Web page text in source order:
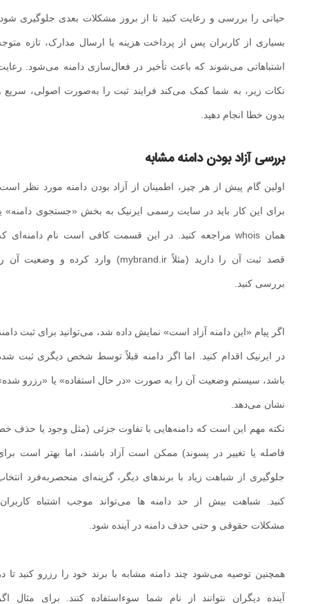
حیاتی را بررسی و رعایت کنید تا از بروز مشکلات بعدی جلوگیری شود.
بسیاری از کاربران پس از پرداخت هزینه یا ارسال مدارک، تازه متوجه
اشتباهاتی می‌شوند که باعث تأخیر در فعال‌سازی دامنه می‌شود. رعایت
نکات زیر، به شما کمک می‌کند فرایند ثبت را به‌صورت اصولی، سریع و
بدون خطا انجام دهید.
بررسی آزاد بودن دامنه مشابه
اولین گام پیش از هر چیز، اطمینان از آزاد بودن دامنه مورد نظر است.
برای این کار باید در سایت رسمی ایرنیک به بخش «جستجوی دامنه» یا
همان whois مراجعه کنید. در این قسمت کافی است نام دامنه‌ای که
قصد ثبت آن را دارید (مثلاً mybrand.ir) وارد کرده و وضعیت آن را
بررسی کنید.
اگر پیام «این دامنه آزاد است» نمایش داده شد، می‌توانید برای ثبت دامنه
در ایرنیک اقدام کنید. اما اگر دامنه قبلاً توسط شخص دیگری ثبت شده
باشد، سیستم وضعیت آن را به صورت «در حال استفاده» یا «رزرو شده»
نشان می‌دهد.
نکته مهم این است که دامنه‌هایی با تفاوت جزئی (مثل وجود یا حذف خط
فاصله یا تغییر در پسوند) ممکن است آزاد باشند، اما بهتر است برای
جلوگیری از شباهت زیاد با برندهای دیگر، گزینه‌ای منحصربه‌فرد انتخاب
کنید. شباهت بیش از حد دامنه‌ ها می‌تواند موجب اشتباه کاربران،
مشکلات حقوقی و حتی حذف دامنه در آینده شود.
همچنین توصیه می‌شود چند دامنه مشابه با برند خود را رزرو کنید تا در
آینده دیگران نتوانند از نام شما سوءاستفاده کنند. برای مثال اگر